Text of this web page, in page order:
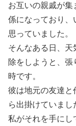
お互いの親戚が集
係になっており、
思っていました。
そんなある日、
除をしようと、
時です。
彼は地元の友達と
ら出掛けていまし
私がそれを手にし